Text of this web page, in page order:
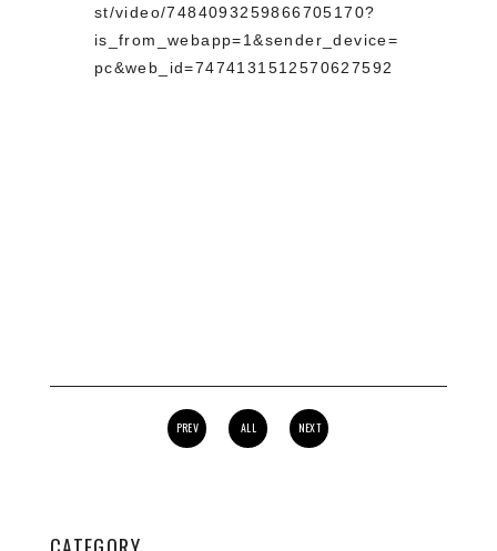
st/video/7484093259866705170?
is_from_webapp=1&sender_device=
pc&web_id=7474131512570627592
PREV ALL NEXT